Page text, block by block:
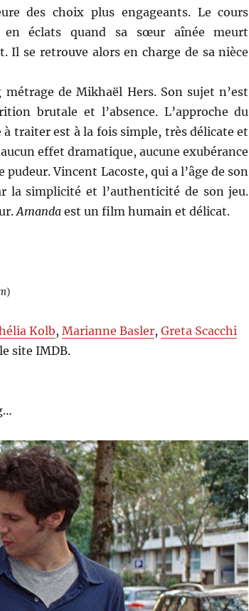
des choix plus engageants. Le cours
en éclats quand sa sœur aînée meurt
Il se retrouve alors en charge de sa nièce
de Mikhaël Hers. Son sujet n’est
brutale et l’absence. L’approche du
traiter est à la fois simple, très délicate et
effet dramatique, aucune exubérance
pudeur. Vincent Lacoste, qui a l’âge de son
la simplicité et l’authenticité de son jeu.
Amanda est un film humain et délicat.
)
Kolb,Marianne Basler,Greta Scacchi
site IMDB.